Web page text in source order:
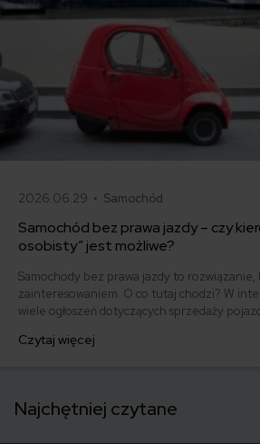
2026.06.29 • Samochód
Samochód bez prawa jazdy – czy
osobisty” jest możliwe?
Samochody bez prawa jazdy to rozwiązanie,
zainteresowaniem. O co tutaj chodzi? W
wiele ogłoszeń dotyczących sprzedaży
poruszania się na drogach, czyli prawa jazdy.
Czytaj więcej
Najchętniej czytane